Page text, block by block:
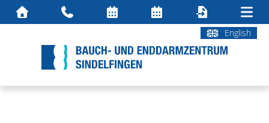
English